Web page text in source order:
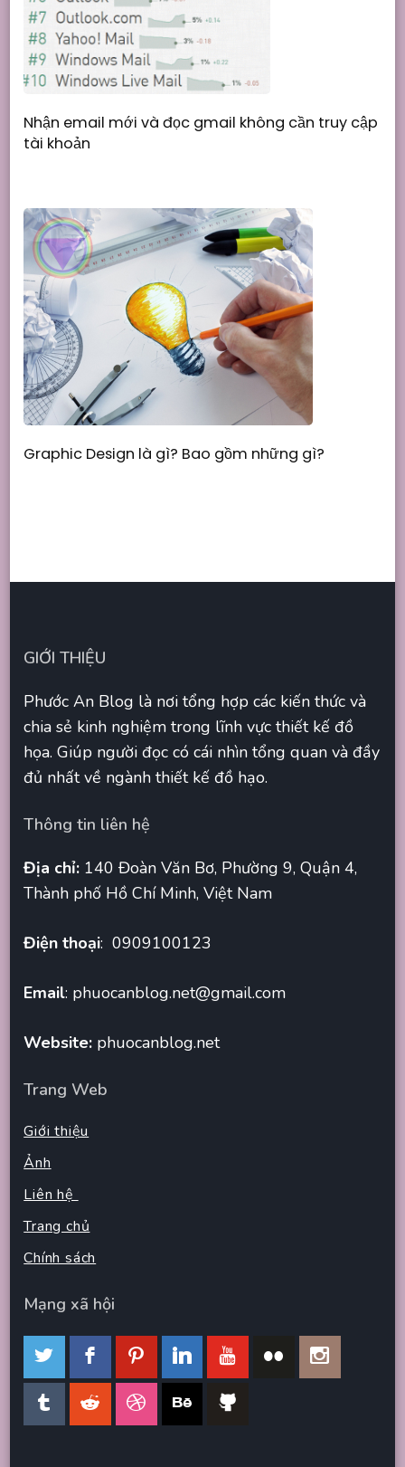
Nhận email mới và đọc gmail không cần truy cập
tài khoản
Graphic Design là gì? Bao gồm những gì?
GIỚI THIỆU
Phước An Blog là nơi tổng hợp các kiến thức và
chia sẻ kinh nghiệm trong lĩnh vực thiết kế đồ
họa. Giúp người đọc có cái nhìn tổng quan và đầy
đủ nhất về ngành thiết kế đồ hạo.
Thông tin liên hệ
Địa chỉ: 140 Đoàn Văn Bơ, Phường 9, Quận 4,
Thành phố Hồ Chí Minh, Việt Nam
Điện thoại: 0909100123
Email: phuocanblog.net@gmail.com
Website: phuocanblog.net
Trang Web
Giới thiệu
Ảnh
Liên hệ
Trang chủ
Chính sách
Mạng xã hội